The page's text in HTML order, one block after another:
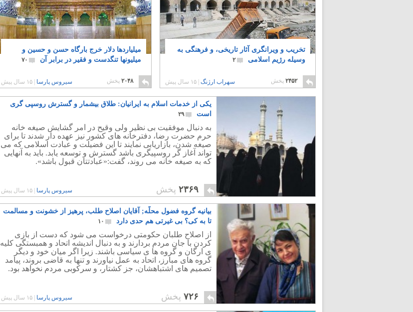
تخریب و ویرانگری آثار تاریخی، و فرهنگی به
وسیله رژیم اسلامی
۲
۲۴۵۲ پخش سهراب ارژنگ |۱۵ سال پیش
میلیاردها دلار خرج بارگاه حسن و حسین و
میلیونها تنگدست و فقیر در برابر آن
۷۰
۲۰۴۸پخش سیروس پارسا ۱۵ سال پیش
یکی از خدمات اسلام به ایرانیان: طلاق بیشمار و گسترش روسپی گری
است
۲۹
به دنبال موفقیت بی نظیر ولی وقیح در امر گشایش صیغه خانه
حرم حضرت رضا، دفترخانه های کشور نیز عهده دار شدند تا برای
صیغه شدن، بازاریابی نمایند تا این فضیلت و عبادت اسلامی که می
تواند آغاز گر روسپیگری باشد گسترش و توسعه یابد. باید به آنهایی
که به صیغه خانه می روند، گفت:«عبادتتان قبول باشد».
۲۳۶۹ پخش سیروس پارسا ۱۵ سال پیش
بیانیه گروه فضول محلّه; آقایان اصلاح طلب، پرهیز از خشونت و مسالمت
تا به کی؟ بی غیرتی هم حدی دارد
۱۰
از اصلاح طلبان حکومتی درخواست می شود که دست از بازی
کردن با جان مردم بردارند و به دنبال اندیشه اتحاد و همبستگی کلیه
ی ارگان و گروه ها ی سیاسی باشند. زیرا اگر میان خود و دیگر
گروه های مبارز، اتحاد به عمل نیاورند و تنها به قاضی بروند، پیامد
تصمیم های اشتباهشان، جز کشتار، و سرکوبی مردم نخواهد بود.
۷۲۶ پخش سیروس پارسا ۱۵ سال پیش